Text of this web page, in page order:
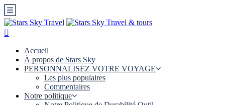
Accueil
À propos de Stars Sky
PERSONNALISEZ VOTRE VOYAGE
Les plus populaires
Commentaires
Notre politique